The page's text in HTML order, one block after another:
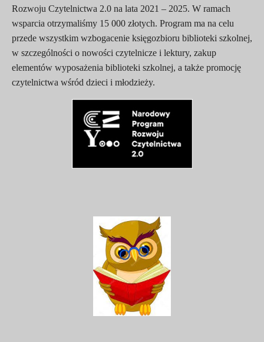
Rozwoju Czytelnictwa 2.0 na lata 2021 – 2025. W ramach
wsparcia otrzymaliśmy 15 000 złotych. Program ma na celu
przede wszystkim wzbogacenie księgozbioru biblioteki szkolnej,
w szczególności o nowości czytelnicze i lektury, zakup
elementów wyposażenia biblioteki szkolnej, a także promocję
czytelnictwa wśród dzieci i młodzieży.